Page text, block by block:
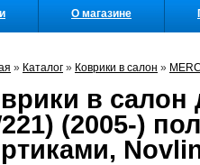
» Каталог » Коврики в салон »
в салон
(2005-)
О магазине